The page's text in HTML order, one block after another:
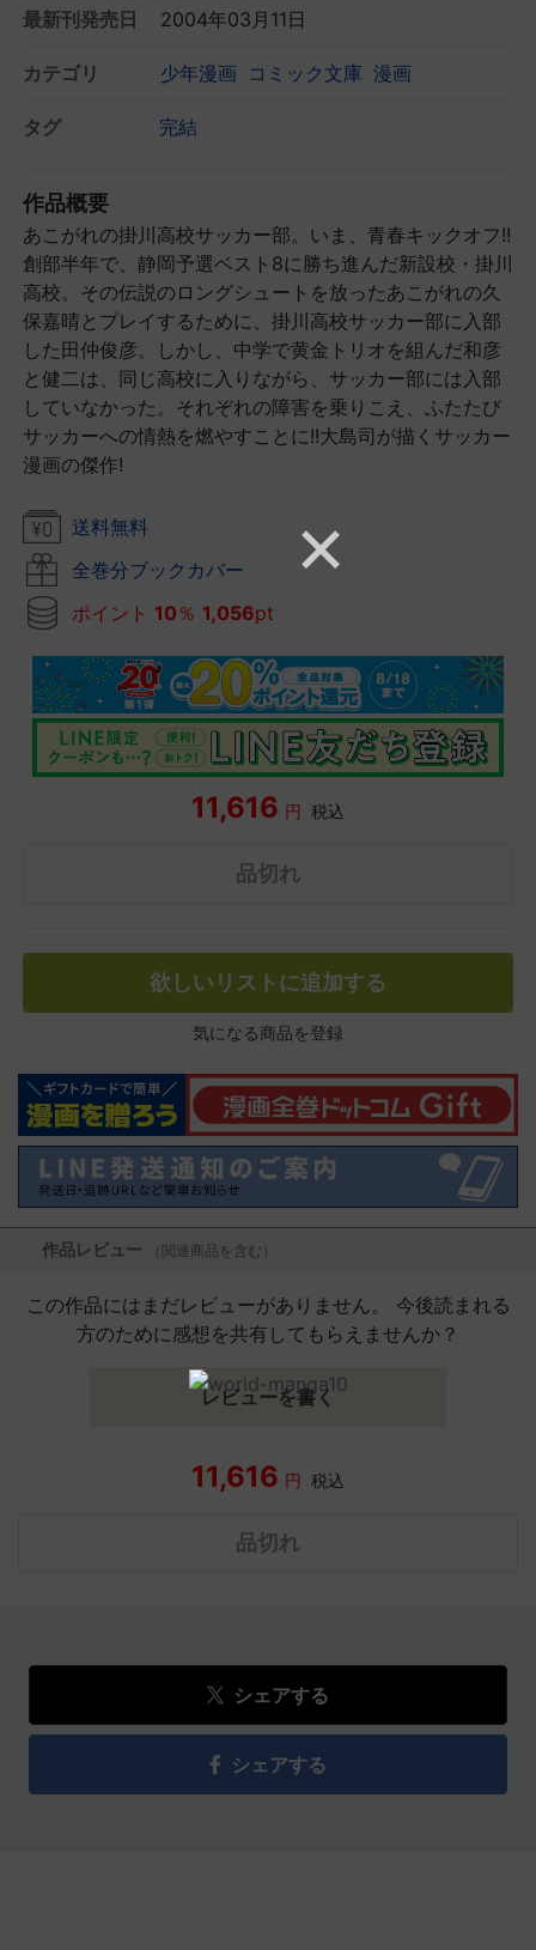
最新刊発売日 2004年03月11日
カテゴリ 少年漫画 コミック文庫 漫画
タグ 完結
作品概要
あこがれの掛川高校サッカー部。いま、青春キックオフ!!
創部半年で、静岡予選ベスト8に勝ち進んだ新設校・掛川
高校。その伝説のロングシュートを放ったあこがれの久
保嘉晴とプレイするために、掛川高校サッカー部に入部
した田仲俊彦。しかし、中学で黄金トリオを組んだ和彦
と健二は、同じ高校に入りながら、サッカー部には入部
していなかった。それぞれの障害を乗りこえ、ふたたび
サッカーへの情熱を燃やすことに!!大島司が描くサッカー
漫画の傑作!
送料無料
全巻分ブックカバー
ポイント 10 ％ 1,056pt
11,616 円 税込
品切れ
欲しいリストに追加する
気になる商品を登録
作品レビュー （関連商品を含む）
この作品にはまだレビューがありません。 今後読まれる
方のために感想を共有してもらえませんか？
レビューを書く
11,616 円 税込
品切れ
シェアする
シェアする